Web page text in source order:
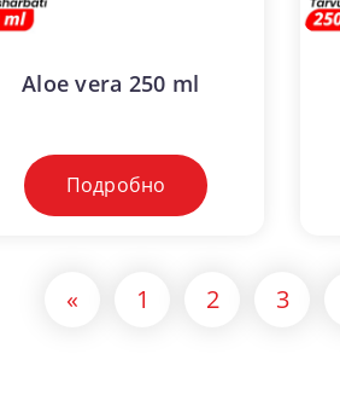
Aloe vera 250 ml
Подробно
« 1 2 3